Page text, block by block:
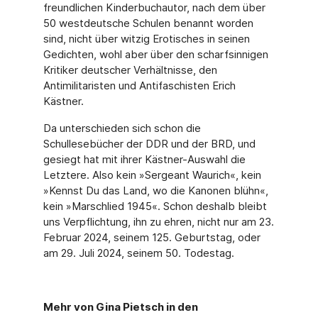
freundlichen Kinderbuchautor, nach dem über
50 westdeutsche Schulen benannt wor­den
sind, nicht über witzig Erotisches in seinen
Gedichten, wohl aber über den scharf­sinnigen
Kritiker deutscher Verhältnisse, den
Antimilitaristen und Antifaschisten Erich
Kästner.
Da unterschieden sich schon die
Schullesebücher der DDR und der BRD, und
gesiegt hat mit ihrer Kästner-Auswahl die
Letztere. Also kein »Sergeant Waurich«, kein
»Kennst Du das Land, wo die Kanonen blühn«,
kein »Marschlied 1945«. Schon deshalb bleibt
uns Verpflichtung, ihn zu ehren, nicht nur am 23.
Februar 2024, seinem 125. Geburts­tag, oder
am 29. Juli 2024, seinem 50. Todestag.
Mehr von Gina Pietsch in den